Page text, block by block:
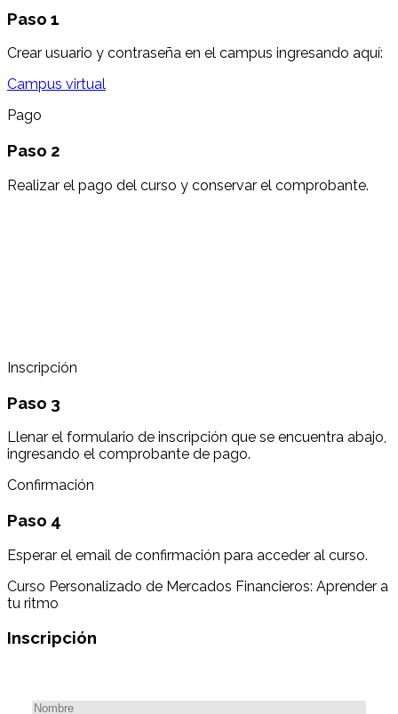
Paso 1
Crear usuario y contraseña en el campus ingresando aquí:
Campus virtual
Pago
Paso 2
Realizar el pago del curso y conservar el comprobante.
Inscripción
Paso 3
Llenar el formulario de inscripción que se encuentra abajo,
ingresando el comprobante de pago.
Confirmación
Paso 4
Esperar el email de confirmación para acceder al curso.
Curso Personalizado de Mercados Financieros: Aprender a
tu ritmo
Inscripción